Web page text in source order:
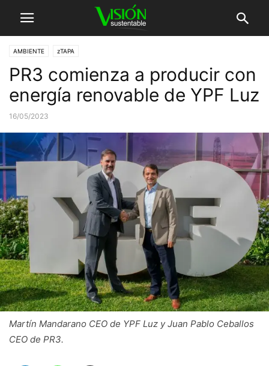
AMBIENTE zTAPA
PR3 comienza a producir con
energía renovable de YPF Luz
16/05/2023
Martín Mandarano CEO de YPF Luz y Juan Pablo Ceballos
CEO de PR3.